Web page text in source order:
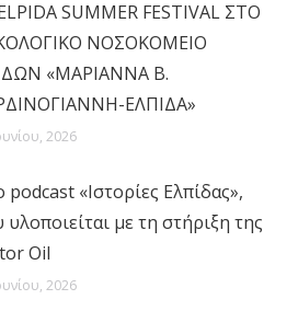
SUMMER FESTIVAL ΣΤΟ
ΝΟΣΟΚΟΜΕΙΟ
«ΜΑΡΙΑΝΝΑ Β.
ΕΛΠΙΔΑ»
2026
podcast «Ιστορίες Ελπίδας»,
υλοποιείται με τη στήριξη της
Oil
2026